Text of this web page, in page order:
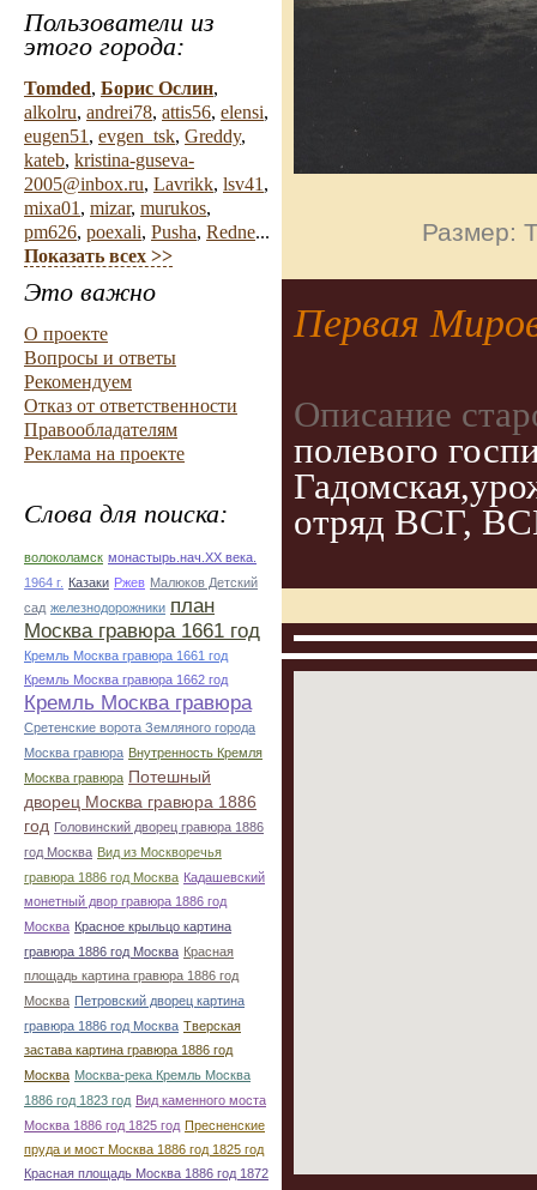
Пользователи из
этого города:
Tomded, Борис Ослин,
alkolru, andrei78, attis56, elensi,
eugen51 , evgen_tsk, Greddy,
kateb, kristina-guseva-
2005@inbox.ru, Lavrikk, lsv41 ,
mixa01 , mizar, murukos,
pm626, poexali, Pusha, Redne...
Показать всех >>
Это важно
О проекте
Вопросы и ответы
Рекомендуем
Отказ от ответственности
Правообладателям
Реклама на проекте
Слова для поиска:
волоколамск монастырь.нач.ХХ века.
1964 г. Казаки Ржев Малюков Детский
сад железнодорожники план
Москва гравюра 1661 год
Кремль Москва гравюра 1661 год
Кремль Москва гравюра 1662 год
Кремль Москва гравюра
Сретенские ворота Земляного города
Москва гравюра Внутренность Кремля
Москва гравюра Потешный
дворец Москва гравюра 1886
год Головинский дворец гравюра 1886
год Москва Вид из Москворечья
гравюра 1886 год Москва Кадашевский
монетный двор гравюра 1886 год
Москва Красное крыльцо картина
гравюра 1886 год Москва Красная
площадь картина гравюра 1886 год
Москва Петровский дворец картина
гравюра 1886 год Москва Тверская
застава картина гравюра 1886 год
Москва Москва-река Кремль Москва
1886 год 1823 год Вид каменного моста
Москва 1886 год 1825 год Пресненские
пруда и мост Москва 1886 год 1825 год
Красная площадь Москва 1886 год 1872
Размер:
Первая
Описание
полевого
отряд ВСГ,